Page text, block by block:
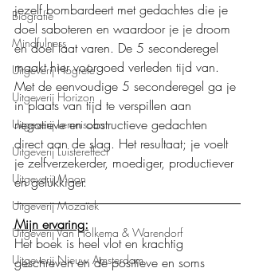
Biografie
Mindfulness
Uitgeverij Hogrefe
Uitgeverij Horizon
Uitgeverij Lemniscaat
Uitgeverij Luistereffect
Uitgeverij Moon
Uitgeverij Mozaïek
Uitgeverij Van Holkema & Warendorf
Uitgeverij Nieuw Amsterdam
jezelf bombardeert met gedachtes die je
doel saboteren en waardoor je je droom
en doel laat varen. De 5 seconderegel
maakt hier voorgoed verleden tijd van.
Met de eenvoudige 5 seconderegel ga je
in plaats van tijd te verspillen aan
negatieve en obstructieve gedachten
direct aan de slag. Het resultaat; je voelt
je zelfverzekerder, moediger, productiever
en gelukkiger.
Mijn ervaring:
Het boek is heel vlot en krachtig
geschreven en de positieve en soms